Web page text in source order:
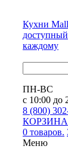
Кухни Mall
доступный
каждому
ПН-ВС
с 10:00 до
8 (800)
КОРЗИНА
0 товаров.
Меню